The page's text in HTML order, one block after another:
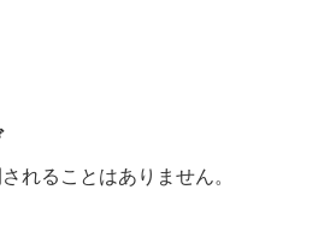
れることはありません。